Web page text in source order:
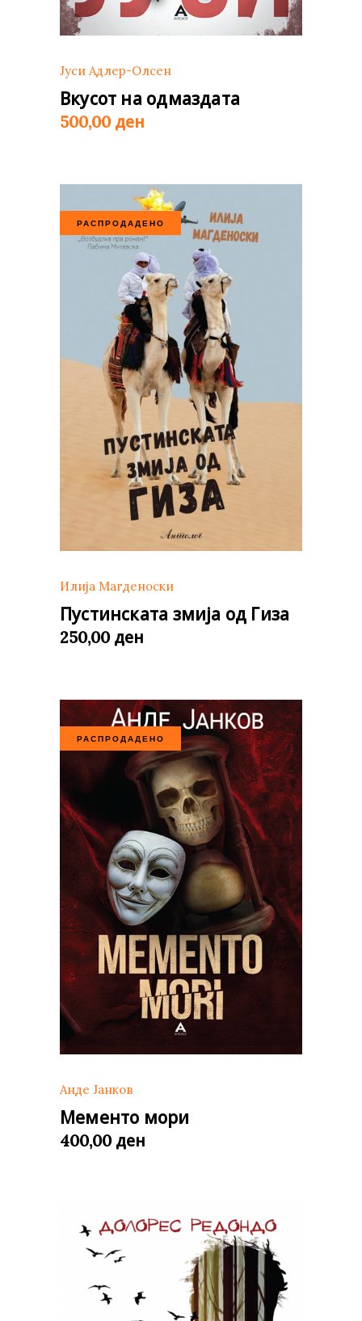
Јуси Адлер-Олсен
Вкусот на одмаздата
500,00 ден
РАСПРОДАДЕНО
Илија Магденоски
Пустинската змија од Гиза
250,00 ден
РАСПРОДАДЕНО
Анде Јанков
Мементо мори
400,00 ден